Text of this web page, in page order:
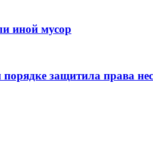
иной мусор
защитила права